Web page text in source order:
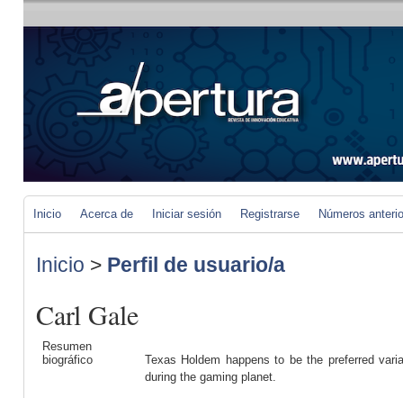
Inicio Acerca de Iniciar sesión Registrarse Números
Inicio > Perfil de usuario/a
Carl Gale
Resumen
biográfico
Texas Holdem happens to be the preferred
during the gaming planet.